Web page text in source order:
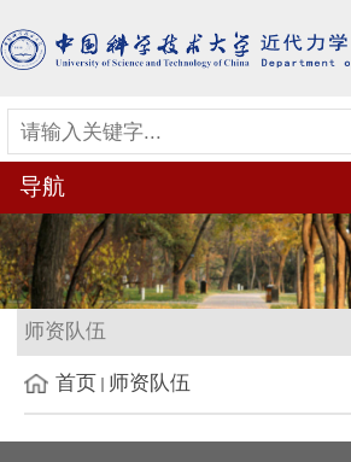
导航
师资队伍
首页 师资队伍